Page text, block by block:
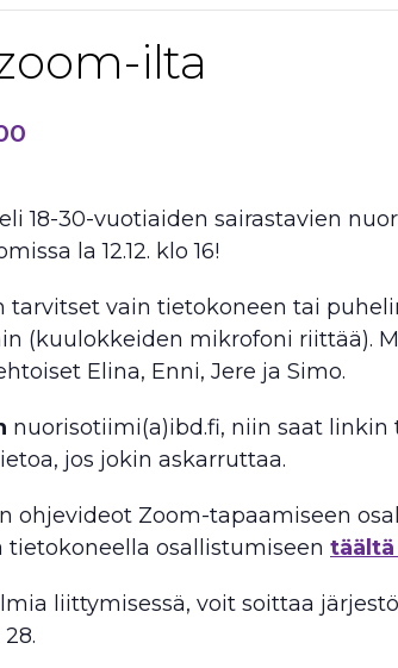
ilta
18-30-vuotiaiden sairastavien
la 12.12. klo 16!
tarvitset vain tietokoneen tai
(kuulokkeiden mikrofoni riittää).
Elina, Enni, Jere ja Simo.
nuorisotiimi(a)ibd.fi, niin saat linkin
jos jokin askarruttaa.
ohjevideot Zoom-tapaamiseen
tietokoneella osallistumiseen täältä
liittymisessä, voit soittaa